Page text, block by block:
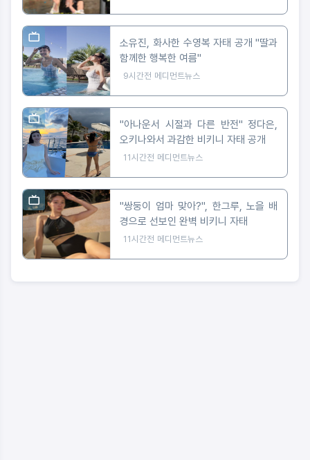
소유진, 화사한 수영복 자태 공개 "딸과
함께한 행복한 여름"
9시간전 메디먼트뉴스
"아나운서 시절과 다른 반전" 정다은,
오키나와서 과감한 비키니 자태 공개
11시간전 메디먼트뉴스
"쌍둥이 엄마 맞아?", 한그루, 노을 배
경으로 선보인 완벽 비키니 자태
11시간전 메디먼트뉴스